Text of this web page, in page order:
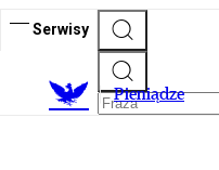
Serwisy
Pieniądze